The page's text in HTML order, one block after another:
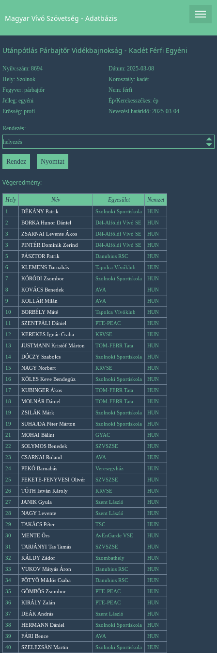
Magyar Vívó Szövetség - Adatbázis
Utánpótlás Párbajtőr Vidékbajnokság - Kadét Férfi Egyéni
Nyilv.szám: 8694
Dátum: 2025-03-08
Hely: Szolnok
Korosztály: kadét
Fegyver: párbajtőr
Nem: férfi
Jelleg: egyéni
Ép/Kerekesszékes: ép
Erősség: profi
Nevezési határidő: 2025-03-04
Rendezés:
Végeredmény:
Hely Név Egyesület Nemzet
1 DÉKÁNY Patrik Szolnoki Sportiskola
HUN
2
BORKA Hunor Dániel Dél-Alföldi Vívó SE
HUN
3
ZSARNAI Levente Ákos Dél-Alföldi Vívó SE
HUN
3
PINTÉR Dominik Zerind Dél-Alföldi Vívó SE
HUN
5
PÁSZTOR Patrik Danubius RSC
HUN
6
KLEMENS Barnabás Tapolca Vívóklub
HUN
7
KÓRÓDI Zsombor Szolnoki Sportiskola
HUN
8
KOVÁCS Benedek AVA
HUN
9
KOLLÁR Milán AVA
HUN
10
BORBÉLY Máté Tapolca Vívóklub
HUN
11
SZENTPÁLI Dániel PTE-PEAC
HUN
12
KEREKES Ignác Csaba KRVSE
HUN
13
JUSTMANN Kristóf Márton TOM-FERR Tata
HUN
14
DÓCZY Szabolcs Szolnoki Sportiskola
HUN
15
NAGY Norbert KRVSE
HUN
16
KÖLES Keve Bendegúz Szolnoki Sportiskola
HUN
17
KUBINGER Ákos TOM-FERR Tata
HUN
18
MOLNÁR Dániel TOM-FERR Tata
HUN
19
ZSILÁK Márk Szolnoki Sportiskola
HUN
19
SUHAJDA Péter Márton Szolnoki Sportiskola
HUN
21
MOHAI Bálint GYAC
HUN
22
SOLYMOS Benedek SZVSZSE
HUN
23
CSARNAI Roland AVA
HUN
24
PEKÓ Barnabás Veresegyház
HUN
25
FEKETE-FENYVESI Olivér SZVSZSE
HUN
26
TÓTH István Károly KRVSE
HUN
27
JANIK Gyula Szent László
HUN
28
NAGY Levente Szent László
HUN
29
TAKÁCS Péter TSC
HUN
30
MENTE Örs AvEnGarde VSE
HUN
31
TARJÁNYI Tas Tamás SZVSZSE
HUN
32
KÁLDY Zádor Szombathely
HUN
33
VUKOV Mátyás Áron Danubius RSC
HUN
34
PŐTYŐ Miklós Csaba Danubius RSC
HUN
35
GÖMBÖS Zsombor PTE-PEAC
HUN
36
KIRÁLY Zalán PTE-PEAC
HUN
37
DEÁK András Szent László
HUN
38
HERMANN Dániel Szolnoki Sportiskola
HUN
39
FÁRI Bence AVA
HUN
40
SZELEZSÁN Martin Szolnoki Sportiskola HUN